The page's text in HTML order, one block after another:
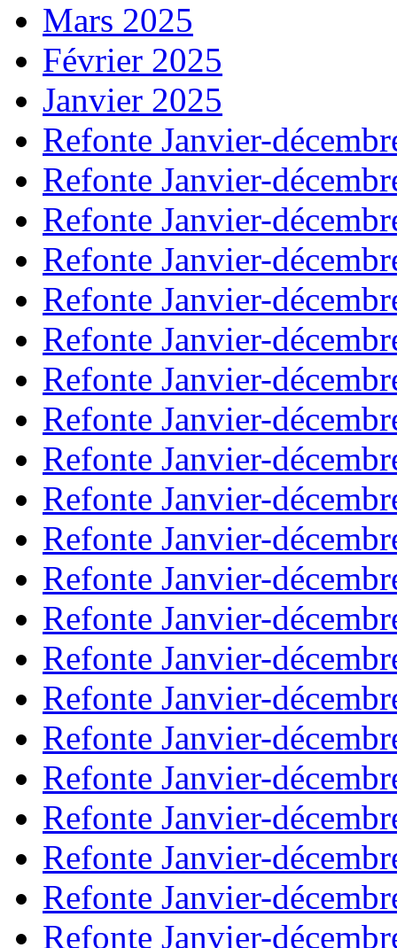
Mars 2025
Février 2025
Janvier 2025
Refonte Janvier-
Refonte Janvier-
Refonte Janvier-
Refonte Janvier-
Refonte Janvier-
Refonte Janvier-
Refonte Janvier-
Refonte Janvier-
Refonte Janvier-
Refonte Janvier-
Refonte Janvier-
Refonte Janvier-
Refonte Janvier-
Refonte Janvier-
Refonte Janvier-
Refonte Janvier-
Refonte Janvier-
Refonte Janvier-
Refonte Janvier-
Refonte Janvier-
Refonte Janvier-